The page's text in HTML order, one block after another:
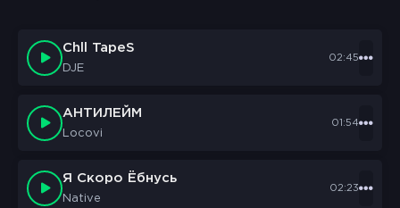
Chll TapeS
DJE
02:45
АНТИЛЕЙМ
Locovi
01:54
Я Скоро Ёбнусь
Native
02:23